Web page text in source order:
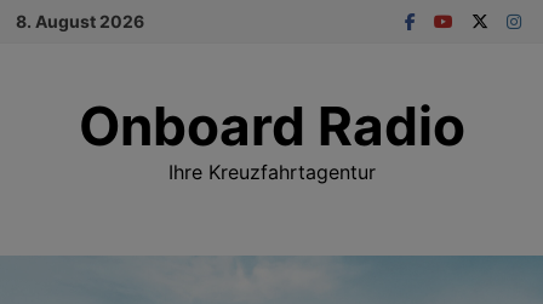
Zum
8. August 2026
Onboard Radio
Ihre Kreuzfahrtagentur